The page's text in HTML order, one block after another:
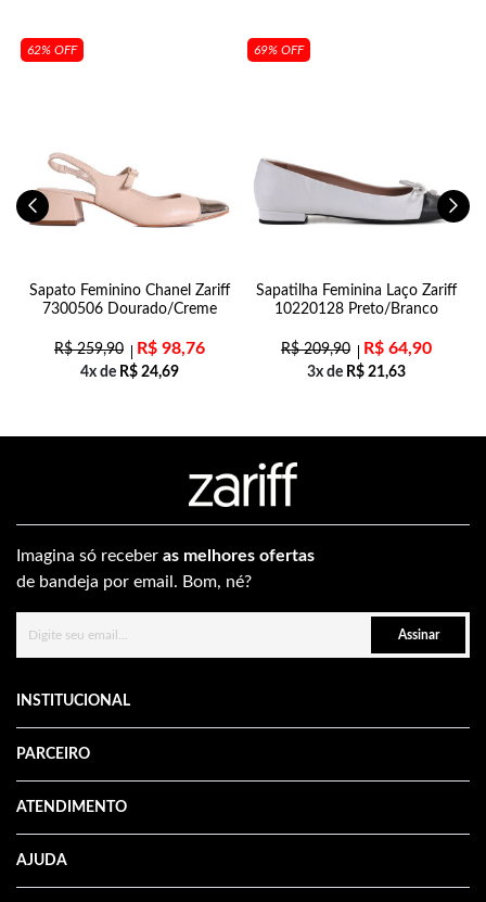
62% OFF
Sapato Feminino Chanel Zariff
7300506 Dourado/Creme
R$259,90 R$ 98,76
4x de R$ 24,69
69% OFF
Sapatilha Feminina Laço Zariff
10220128 Preto/Branco
R$209,90 R$ 64,90
3x de R$ 21,63
Imagina só receber as melhores ofertas
de bandeja por email. Bom, né?
Assinar
INSTITUCIONAL
PARCEIRO
ATENDIMENTO
AJUDA